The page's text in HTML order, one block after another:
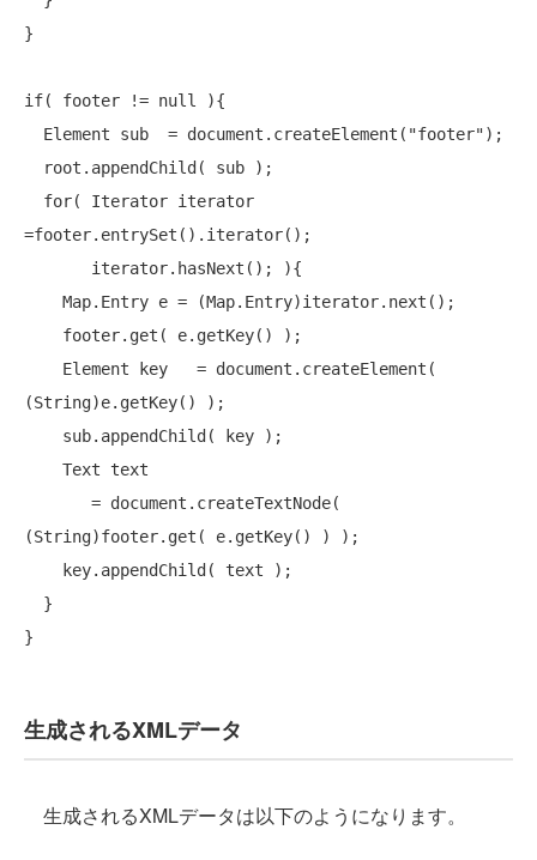
}
if( footer != null
){
  Element sub  = document.createElement(
"footer");
for( Iterator iterator
=footer.entrySet().iterator();
(String)e.getKey() );
(String)footer.get( e.getKey() ) );
生成されるXMLデータ
生成されるXMLデータは以下のようになります。